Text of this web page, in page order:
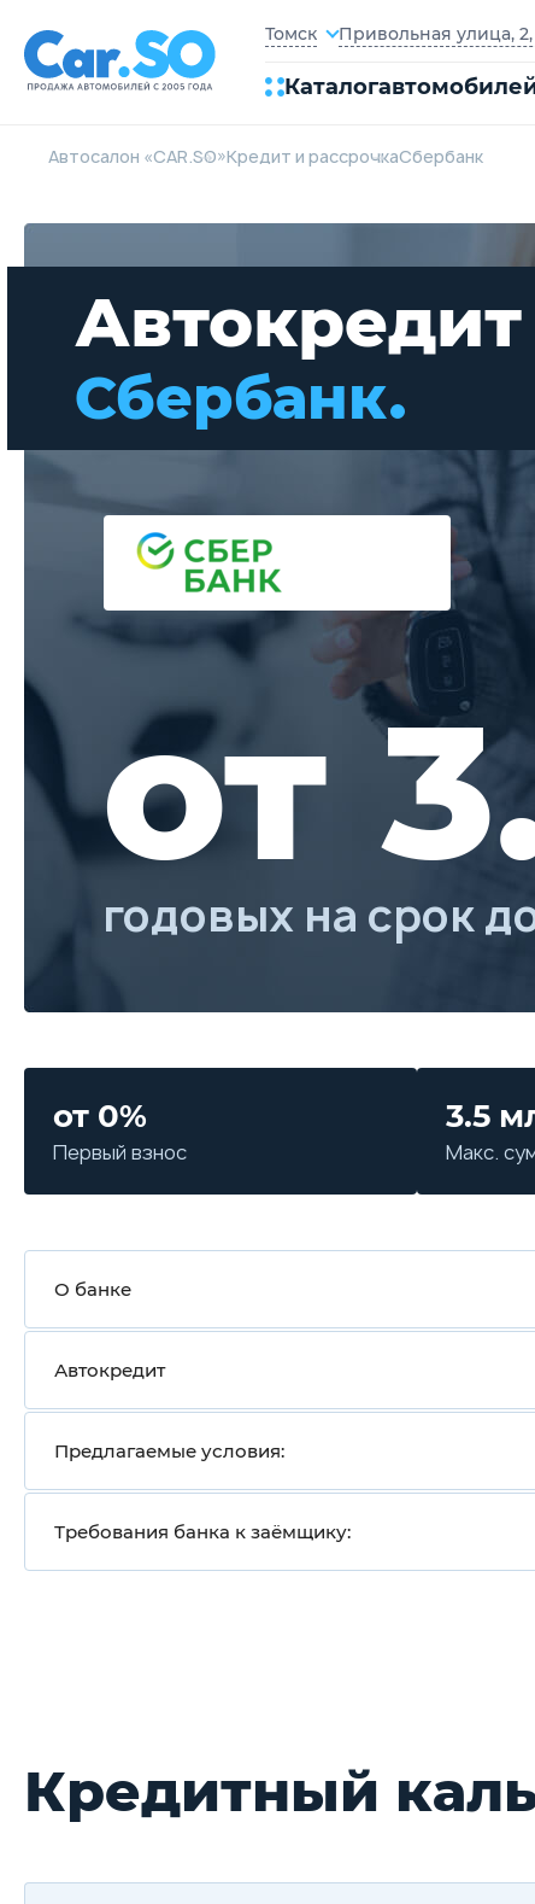
Томск Привольная улица, 2,
Каталог
Автосалон «CAR.SO»Кредит и рассрочкаСбербанк
Автокредит
Сбербанк
от
годовых на срок
от 0%
Первый взнос
3.5
Макс.
О банке
Автокредит
Предлагаемые условия:
Требования банка к заёмщику:
Кредитный